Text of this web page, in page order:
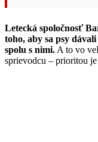
Letecká spoločnosť
toho, aby sa psy
spolu s nimi. A to vo
sprievodcu – prioritou